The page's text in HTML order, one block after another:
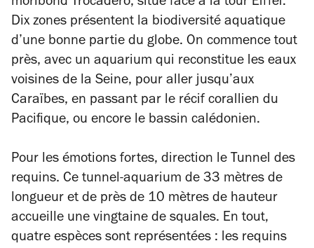
moribond Trocadéro, situé face à la tour Eiffel.
Dix zones présentent la biodiversité aquatique
d’une bonne partie du globe. On commence tout
près, avec un aquarium qui reconstitue les eaux
voisines de la Seine, pour aller jusqu’aux
Caraïbes, en passant par le récif corallien du
Pacifique, ou encore le bassin calédonien.
Pour les émotions fortes, direction le Tunnel des
requins. Ce tunnel-aquarium de 33 mètres de
longueur et de près de 10 mètres de hauteur
accueille une vingtaine de squales. En tout,
quatre espèces sont représentées : les requins